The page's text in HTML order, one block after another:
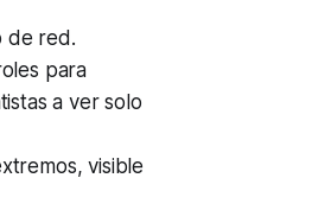
de red.
para
a ver solo
visible